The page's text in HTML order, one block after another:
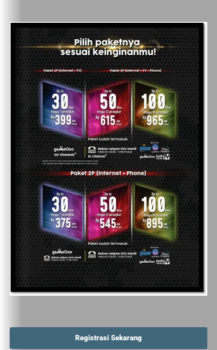
Registrasi Sekarang